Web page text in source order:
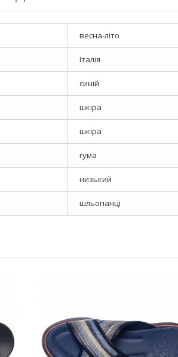
весна-літо
Італія
синій
шкіра
шкіра
гума
низький
шльопанці